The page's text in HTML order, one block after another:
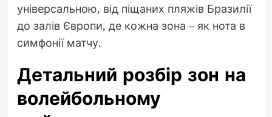
універсальною, від піщаних пляжів Бразилії
до залів Європи, де кожна зона – як нота в
симфонії матчу.
Детальний розбір зон на
волейбольному